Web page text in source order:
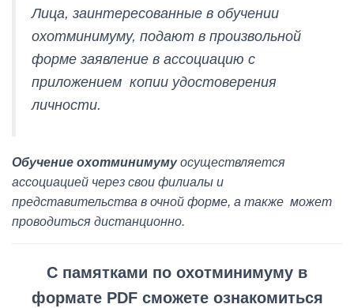
Лица, заинтересованные в обучении
охотминимуму, подают в произвольной
форме заявление в ассоциацию с
приложением копии удостоверения
личности.
Обучение охотминимумуосуществляется
ассоциацией через свои филиалы и
представительства в очной форме, а также может
проводиться дистанционно.
С памятками по охотминимуму в
формате PDF сможете ознакомиться